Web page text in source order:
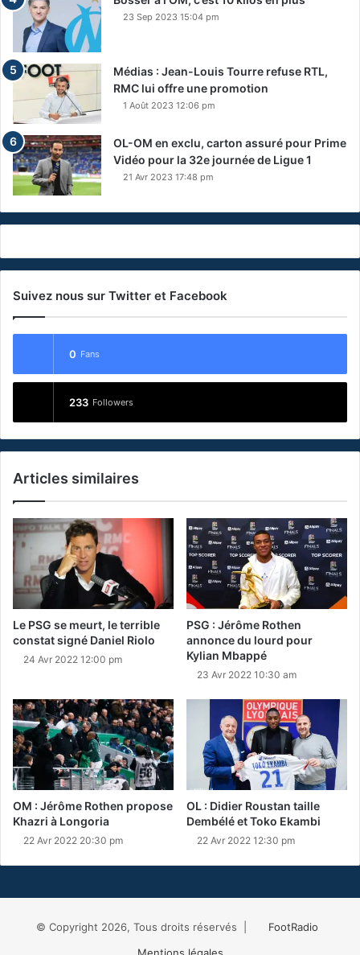
23 Sep 2023 15:04 pm
Médias : Jean-Louis Tourre refuse RTL,
RMC lui offre une promotion
1 Août 2023 12:06 pm
OL-OM en exclu, carton assuré pour Prime
Vidéo pour la 32e journée de Ligue 1
21 Avr 2023 17:48 pm
Suivez nous sur Twitter et Facebook
0 Fans
233 Followers
Articles similaires
Le PSG se meurt, le terrible
constat signé Daniel Riolo
24 Avr 2022 12:00 pm
PSG : Jérôme Rothen
annonce du lourd pour
Kylian Mbappé
23 Avr 2022 10:30 am
OM : Jérôme Rothen propose
Khazri à Longoria
22 Avr 2022 20:30 pm
OL : Didier Roustan taille
Dembélé et Toko Ekambi
22 Avr 2022 12:30 pm
© Copyright 2026, Tous droits réservés |
FootRadio